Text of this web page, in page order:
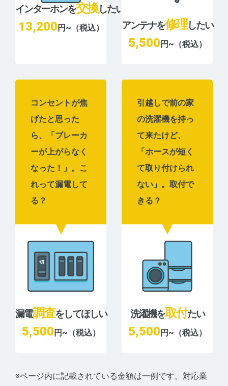
インターホンを交換したい
13,200 円~（税込） アンテナを修理したい
5,500 円~（税込）
コンセントが焦
げたと思った
ら、「ブレーカ
ーが上がらなく
なった！」。こ
れって漏電して
る？
漏電調査をしてほしい
5,500 円~（税込）
引越しで前の家
の洗濯機を持っ
て来たけど、
「ホースが短く
て取り付けられ
ない」。取付で
きる？
洗濯機を取付たい
5,500 円~（税込）
※ページ内に記載されている金額は一例です。対応業